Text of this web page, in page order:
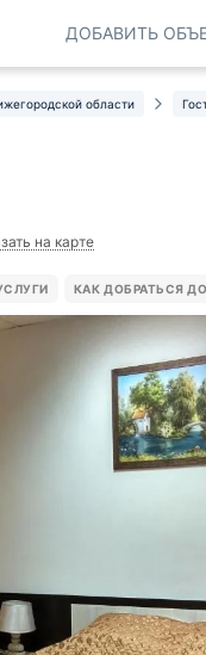
ДОБАВИТЬ
области
на карте
КАК ДОБРАТЬСЯ